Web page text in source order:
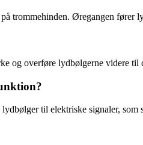
trommehinden. Øregangen fører
og overføre lydbølgerne videre til
til elektriske signaler, som